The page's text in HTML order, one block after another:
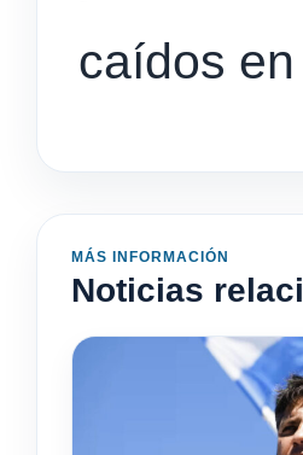
caídos
MÁS INFORMACIÓN
Noticias